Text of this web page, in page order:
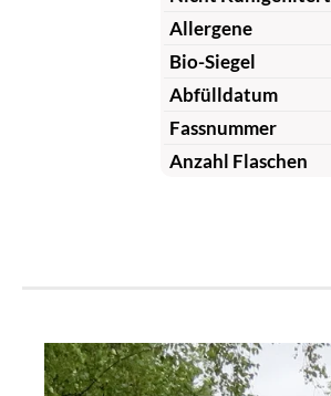
Allergene
Bio-Siegel
Abfülldatum
Fassnummer
Anzahl Flaschen